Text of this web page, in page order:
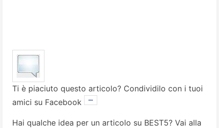
Ti è piaciuto questo articolo? Condividilo con i tuoi
amici su Facebook
Hai qualche idea per un articolo su BEST5? Vai alla